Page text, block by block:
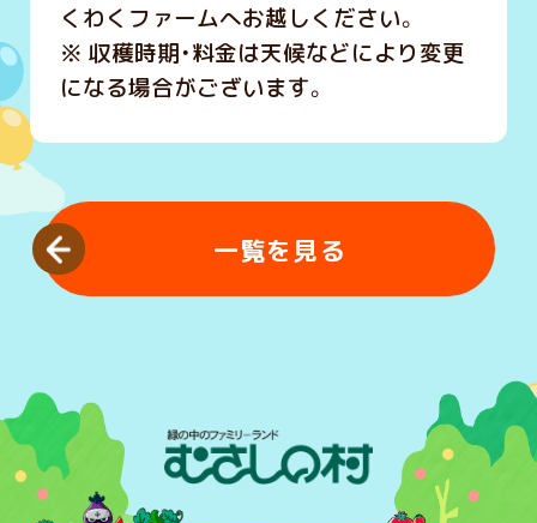
くわくファームへお越しください。
※ 収穫時期・料金は天候などにより変更
になる場合がございます。
一覧を見る